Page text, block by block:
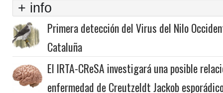
+ info
Primera detección del Virus del Nilo
Cataluña
El IRTA-CReSA investigará una posible
enfermedad de Creutzeldt Jackob